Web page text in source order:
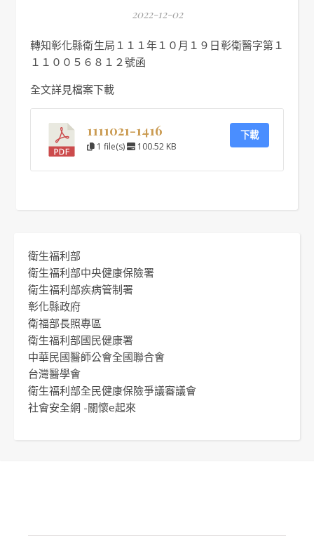
2022-12-02
轉知彰化縣衛生局１１１年１０月１９日彰衛醫字第１
１１００５６８１２號函
全文詳見檔案下載
1111021-1416
1 file(s) 100.52 KB
下載
衛生福利部
衛生福利部中央健康保險署
衛生福利部疾病管制署
彰化縣政府
衛福部長照專區
衛生福利部國民健康署
中華民國醫師公會全國聯合會
台灣醫學會
衛生福利部全民健康保險爭議審議會
社會安全網 -關懷e起來